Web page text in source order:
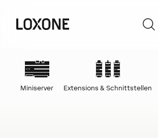
Miniserver Extensions & Schnittstellen